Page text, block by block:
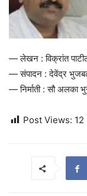
— लेखन : विक्रांत
— संपादन : देवेंद्र
— निर्माती : सौ अलका
Post Views: 12